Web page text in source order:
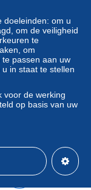
doeleinden: om u
om de veiligheid
te
om
passen aan uw
in staat te stellen
voor de werking
op basis van uw